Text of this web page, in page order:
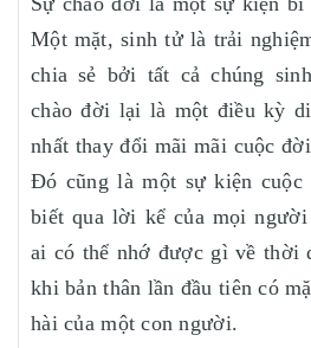
Một mặt, sinh tử là trải
chia sẻ bởi tất cả chúng
chào đời lại là một điều kỳ
nhất thay đổi mãi mãi cuộc
Đó cũng là một sự kiện
biết qua lời kể của mọi
ai có thể nhớ được gì về thời
khi bản thân lần đầu tiên có
hài của một con người.